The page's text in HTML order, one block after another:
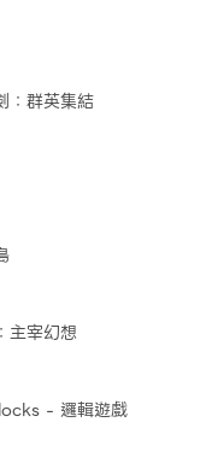
：群英集結
主宰幻想
- 邏輯遊戲